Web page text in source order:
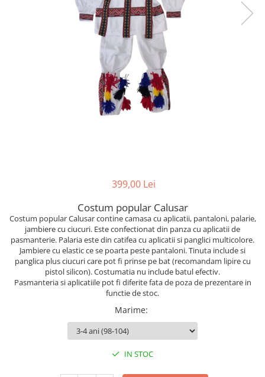
399,00 Lei
Costum popular Calusar
Costum popular Calusar contine camasa cu aplicatii, pantaloni, palarie,
jambiere cu ciucuri. Este confectionat din panza cu aplicatii de
pasmanterie. Palaria este din catifea cu aplicatii si panglici multicolore.
Jambiere cu elastic ce se poarta peste pantaloni. Tinuta include si
panglica plus ciucuri care pot fi prinse pe bat (recomandam lipire cu
pistol silicon). Costumatia nu include batul efectiv.
Pasmanteria si aplicatiile pot fi diferite fata de poza de prezentare in
functie de stoc.
Marime:
IN STOC